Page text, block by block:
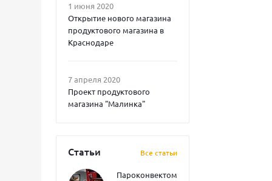
1 июня 2020
Открытие нового магазина
продуктового магазина в
Краснодаре
7 апреля 2020
Проект продуктового
магазина "Малинка"
Статьи Все статьи
Пароконвектоматы